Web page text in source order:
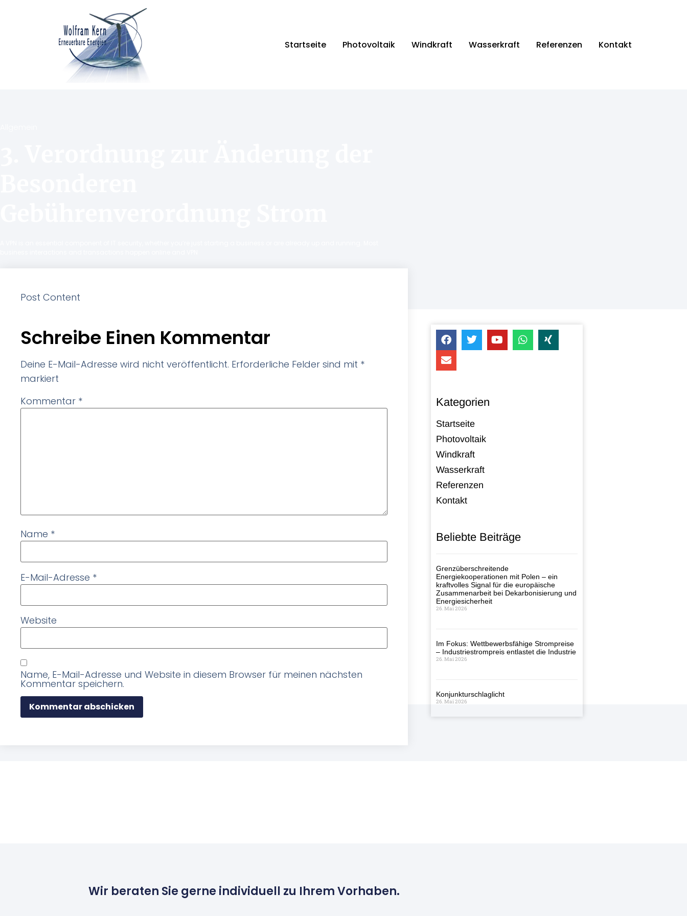
Startseite Photovoltaik Windkraft Wasserkraft Referenzen Kontakt
Post Content
Schreibe Einen Kommentar
Deine E-Mail-Adresse wird nicht veröffentlicht. Erforderliche Felder sind mit *
markiert
Kommentar *
Name *
E-Mail-Adresse *
Website
Name, E-Mail-Adresse und Website in diesem Browser für meinen nächsten
Kommentar speichern.
Kategorien
Startseite
Photovoltaik
Windkraft
Wasserkraft
Referenzen
Kontakt
Beliebte Beiträge
Grenzüberschreitende
Energiekooperationen mit Polen – ein
kraftvolles Signal für die europäische
Zusammenarbeit bei Dekarbonisierung und
Energiesicherheit
26. Mai 2026
Im Fokus: Wettbewerbsfähige Strompreise
– Industriestrompreis entlastet die Industrie
26. Mai 2026
Konjunkturschlaglicht
26. Mai 2026
Wir beraten Sie gerne individuell zu Ihrem Vorhaben.